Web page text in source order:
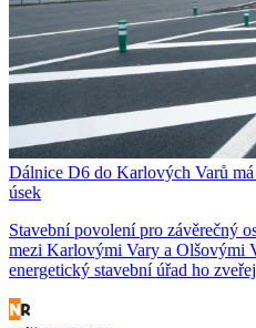
Dálnice D6 do Karlových Varů
úsek
Stavební povolení pro závěrečný
mezi Karlovými Vary a Olšovými
energetický stavební úřad ho